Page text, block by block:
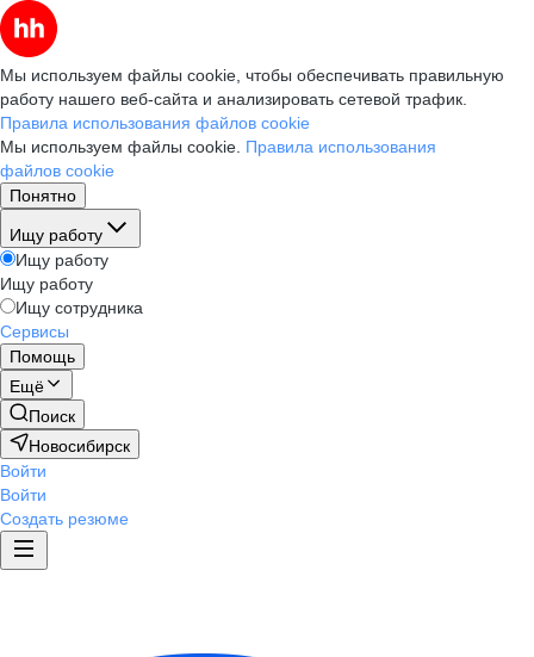
Мы используем файлы cookie, чтобы обеспечивать правильную
работу нашего веб-сайта и анализировать сетевой трафик.
Правила использования файлов cookie
Мы используем файлы cookie. Правила использования
файлов cookie
Понятно
Ищу работу
Ищу работу
Ищу работу
Ищу сотрудника
Сервисы
Помощь
Ещё
Поиск
Новосибирск
Войти
Войти
Создать резюме